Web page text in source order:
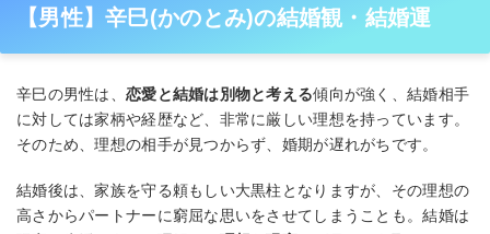
【男性】辛巳(かのとみ)の結婚観・結婚運
辛巳の男性は、 恋愛と結婚は別物と考える傾向が強く、結婚相手
に対しては家柄や経歴など、非常に厳しい理想を持っています。
そのため、理想の相手が見つからず、婚期が遅れがちです。
結婚後は、家族を守る頼もしい大黒柱となりますが、その理想の
高さからパートナーに窮屈な思いをさせてしまうことも。結婚は